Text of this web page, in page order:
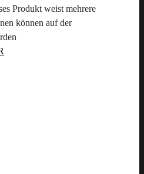
Produkt weist mehrere
können auf der